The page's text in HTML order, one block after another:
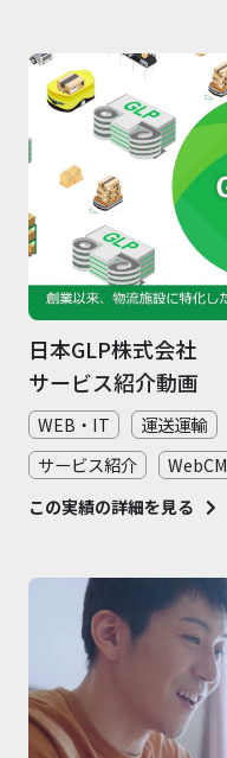
日本GLP株式会社
サービス紹介動画
WEB・IT 運送運輸
サービス紹介
WebCM
この実績の詳細を見る